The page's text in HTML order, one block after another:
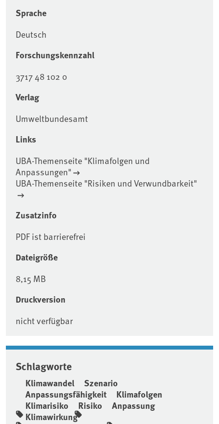
Sprache
Deutsch
Forschungskennzahl
3717 48 102 0
Verlag
Umweltbundesamt
Links
UBA-Themenseite "Klimafolgen und
Anpassungen"
UBA-Themenseite "Risiken und Verwundbarkeit"
Zusatzinfo
PDF ist barrierefrei
Dateigröße
8,15 MB
Druckversion
nicht verfügbar
Schlagworte
Klimawandel
Szenario
Anpassungsfähigkeit
Klimafolgen
Klimarisiko
Risiko
Anpassung
Klimawirkung